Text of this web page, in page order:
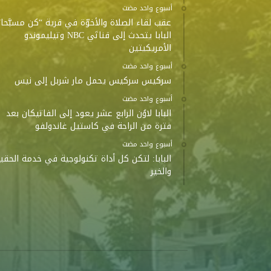
‫‫‫‏‫أسبوع واحد مضت‬
عقب لقاء الصلاة والأخوّة في قرية “كن
البابا يتحدث إلى قناتَي NBC وتيليموندو
الأمريكيتين
‫‫‫‏‫أسبوع واحد مضت‬
سركيس سركيس يحمل مار شربل إلى نيس
‫‫‫‏‫أسبوع واحد مضت‬
البابا لاوُن الرابع عشر يعود إلى الفاتيكان بعد
فترة من الراحة في كاستيل غاندولفو
‫‫‫‏‫أسبوع واحد مضت‬
البابا: لتكن كل أداة تكنولوجية في خدمة
والخير